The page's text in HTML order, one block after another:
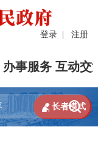
登录 | 注册
办事服务 互动交

 长者模式